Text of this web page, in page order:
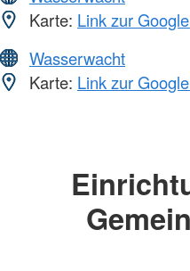
Karte: Link zur
Wasserwacht
Karte: Link zur